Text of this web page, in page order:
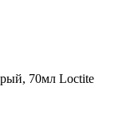
70мл Loctite